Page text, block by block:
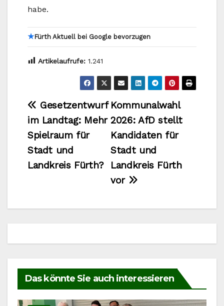
habe.
★Fürth Aktuell bei Google bevorzugen
Artikelaufrufe: 1.241
Beitragsnavigation
Kommunalwahl
2026: AfD stellt
Kandidaten für
Stadt und
Landkreis Fürth
vor
Gesetzentwurf
im Landtag: Mehr
Spielraum für
Stadt und
Landkreis Fürth?
Das könnte Sie auch interessieren